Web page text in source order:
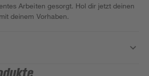
Arbeiten gesorgt. Hol dir jetzt deinen
deinem Vorhaben.